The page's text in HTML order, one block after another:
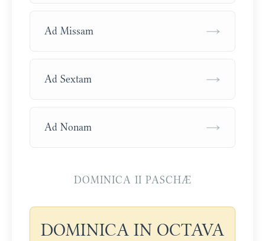
Ad Missam →
Ad Sextam →
Ad Nonam →
DOMINICA II PASCHÆ
DOMINICA IN OCTAVA